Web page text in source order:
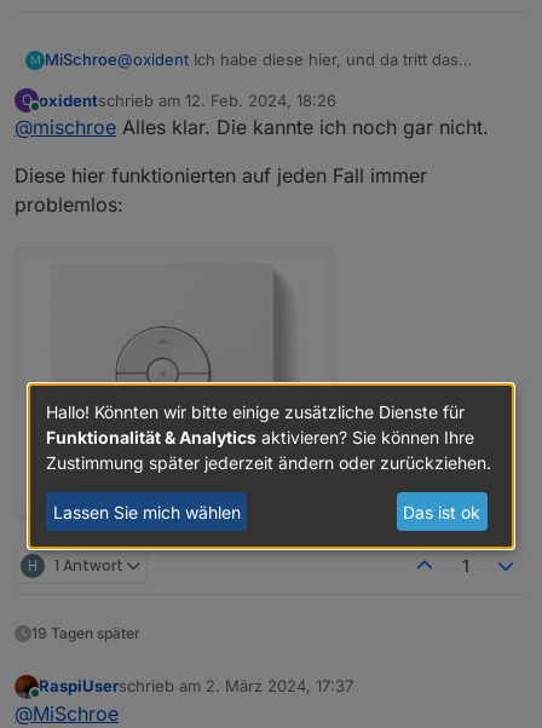
M MiSchroe@oxident Ich habe diese hier, und da tritt das
O
Online
oxidentschrieb am 12. Feb. 2024, 18:26
zuletzt editiert von
@mischroe Alles klar. Die kannte ich noch gar nicht.
Diese hier funktionierten auf jeden Fall immer
problemlos:
H 1 Antwort 1
19 Tagen später
Online
RaspiUserschrieb am 2. März 2024, 17:37
zuletzt editiert von
@MiSchroe
Hallo! Könnten wir bitte einige zusätzliche Dienste für
Funktionalität & Analytics aktivieren? Sie können Ihre
Zustimmung später jederzeit ändern oder zurückziehen.
Lassen Sie mich wählen Das ist ok